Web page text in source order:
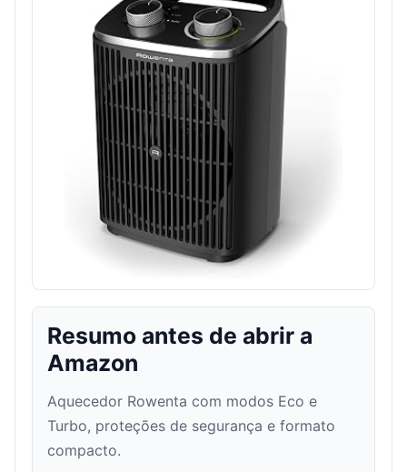
Resumo antes de abrir a
Amazon
Aquecedor Rowenta com modos Eco e
Turbo, proteções de segurança e formato
compacto.